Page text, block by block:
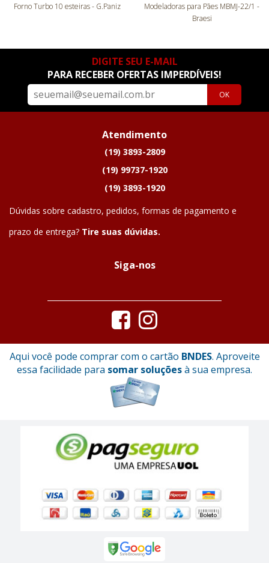
Forno Turbo 10 esteiras - G.Paniz
Modeladoras para Pães MBMJ-22/1 -
Braesi
DIGITE SEU E-MAIL
PARA RECEBER OFERTAS IMPERDÍVEIS!
OK
Atendimento
(19) 3893-2809
(19) 99737-1920
(19) 3893-1920
Dúvidas sobre cadastro, pedidos, formas de pagamento e
prazo de entrega? Tire suas dúvidas.
Siga-nos
Aqui você pode comprar com o cartão BNDES. Aproveite
essa facilidade para somar soluçõesà sua empresa.